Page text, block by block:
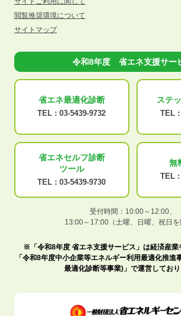
閲覧推奨環境について
サイトマップ
令和8年度 省エネ支援サー
省エネ最適化診断
TEL : 03-5439-9732
ステ
TEL :
省エネセルフ診断
ツール
TEL : 03-5439-9730
無
TEL :
受付時間：10:00～12:00、
13:00～17:00（土曜、日曜、祝日を
※「令和8年度 省エネ支援サービス」は経済産業
「令和8年度中小企業等エネルギー利用最適化推進
最適化診断等事業)」で運営しており